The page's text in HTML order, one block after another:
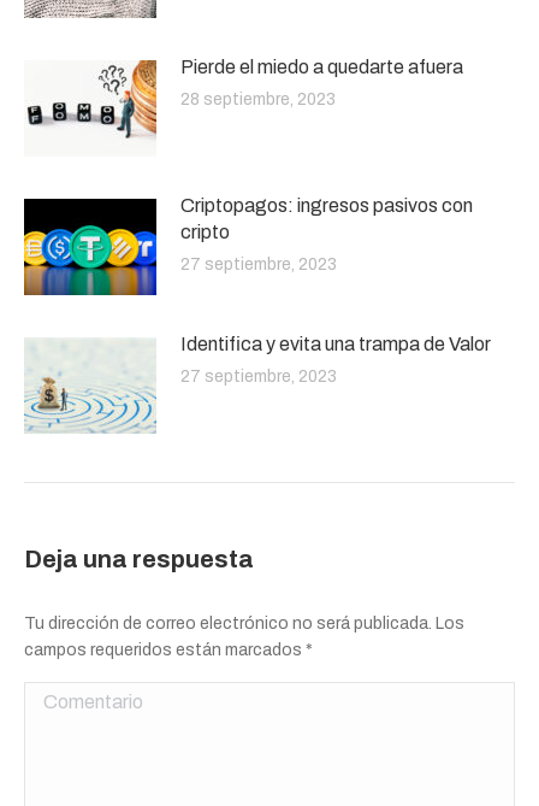
Pierde el miedo a quedarte afuera
28 septiembre, 2023
Criptopagos: ingresos pasivos con
cripto
27 septiembre, 2023
Identifica y evita una trampa de Valor
27 septiembre, 2023
Deja una respuesta
Tu dirección de correo electrónico no será publicada. Los
campos requeridos están marcados *
Comentario